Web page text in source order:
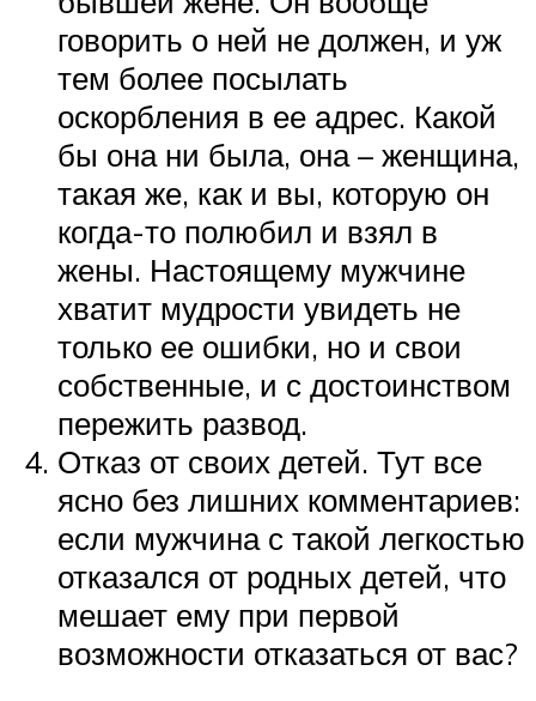
говорить о ней не должен, и уж
тем более посылать
оскорбления в ее адрес. Какой
бы она ни была, она – женщина,
такая же, как и вы, которую он
когда-то полюбил и взял в
жены. Настоящему мужчине
хватит мудрости увидеть не
только ее ошибки, но и свои
собственные, и с достоинством
пережить развод.
Отказ от своих детей. Тут все
ясно без лишних комментариев:
если мужчина с такой легкостью
отказался от родных детей, что
мешает ему при первой
возможности отказаться от вас?